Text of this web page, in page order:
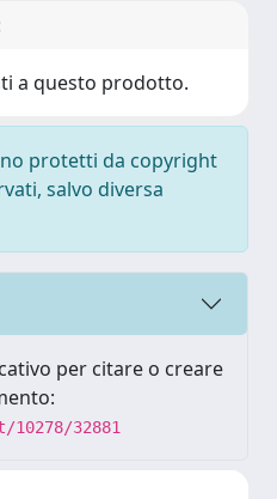
a questo prodotto.
protetti da copyright
salvo diversa
per citare o creare
32881